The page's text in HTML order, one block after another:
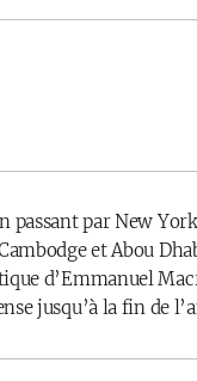
passant par New
et Abou
d’Emmanuel
jusqu’à la fin de